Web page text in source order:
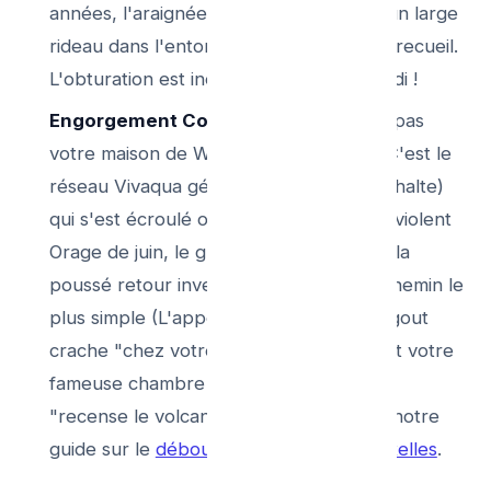
années, l'araignée-racinaire pend telle un large
rideau dans l'entonnoir du carrefour de recueil.
L'obturation est inéluctable un après-midi !
Engorgement Commmunal :
Ce n'est pas
votre maison de Woluwe le coupable ! C'est le
réseau Vivaqua géant (en rue sous l’asphalte)
qui s'est écroulé ou mal-calibré face au violent
Orage de juin, le gros tube engorgé fait la
poussé retour inverse d’archimède au chemin le
plus simple (L'appel des vases bas). L'égout
crache "chez votre première porte", soit votre
fameuse chambre visite limite à vous qui
"recense le volcan puant à ciel". Voyez notre
guide sur le débouchage d'égout à Bruxelles.